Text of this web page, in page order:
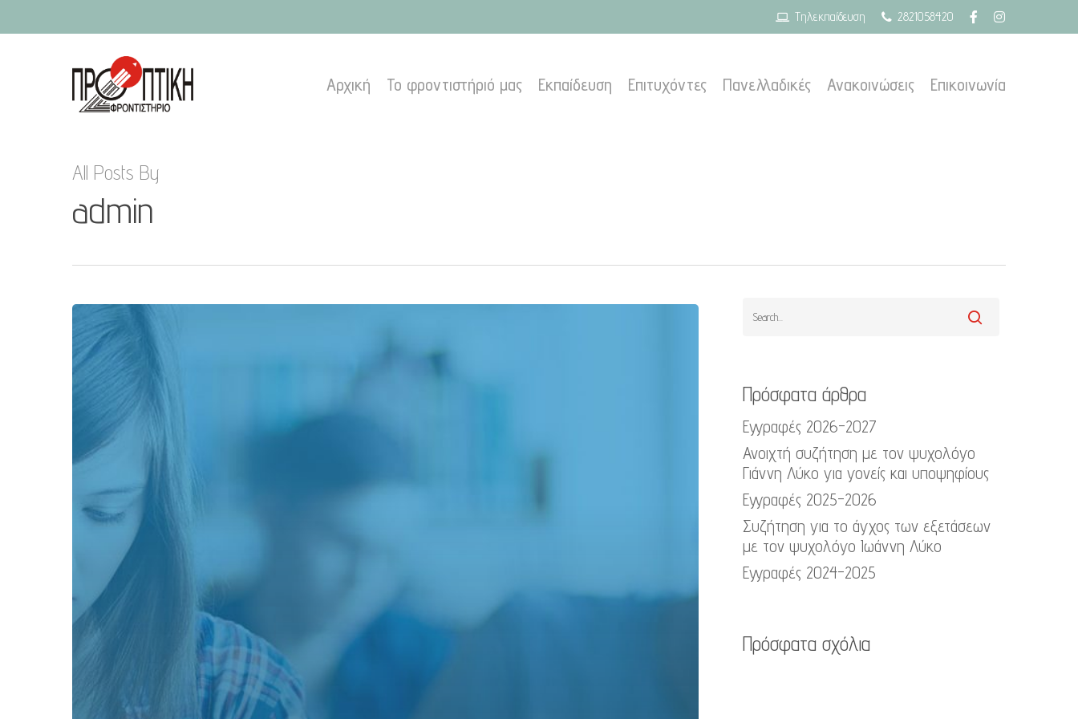
to
Τηλεκπαίδευση 2821058420
Αρχική Το φροντιστήριό μας Εκπαίδευση Επιτυχόντες Πανελλαδικές Ανακοινώσεις Επικοινωνία
All Posts By
admin
Πρόσφατα άρθρα
Εγγραφές 2026-2027
Ανοιχτή συζήτηση με τον ψυχολόγο
Γιάννη Λύκο για γονείς και υποψηφίους
Εγγραφές 2025-2026
Συζήτηση για το άγχος των εξετάσεων
με τον ψυχολόγο Ιωάννη Λύκο
Εγγραφές 2024-2025
Πρόσφατα σχόλια